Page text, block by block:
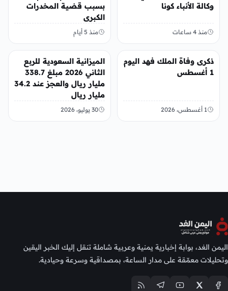
وكالة الأنباء كونا
منذ 4 ساعات
بسبب قضية المخدرات
الكبرى
منذ 5 أيام
عربي ودولي
ذكرى وفاة الملك فهد اليوم
1 أغسطس
1 أغسطس، 2026
عربي ودولي
الميزانية السعودية للربع
الثاني 2026 مبلغ 338.7
مليار ريال والعجز عند 34.2
مليار ريال
30 يوليو، 2026
اليمن الغد، بوابة إخبارية يمنية وعربية شاملة تنقل إليك الخبر اليقين
وتحليلات معمّقة على مدار الساعة، بمصداقية وسرعة وحيادية.